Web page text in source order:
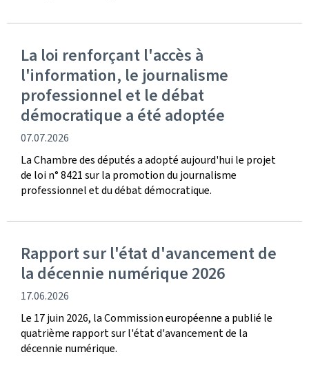
La loi renforçant l'accès à
l'information, le journalisme
professionnel et le débat
démocratique a été adoptée
date
de
publication
07.07.2026
La Chambre des députés a adopté aujourd'hui le projet
de loi n° 8421 sur la promotion du journalisme
professionnel et du débat démocratique.
Rapport sur l'état d'avancement de
la décennie numérique 2026
date
de
publication
17.06.2026
Le 17 juin 2026, la Commission européenne a publié le
quatrième rapport sur l'état d'avancement de la
décennie numérique.